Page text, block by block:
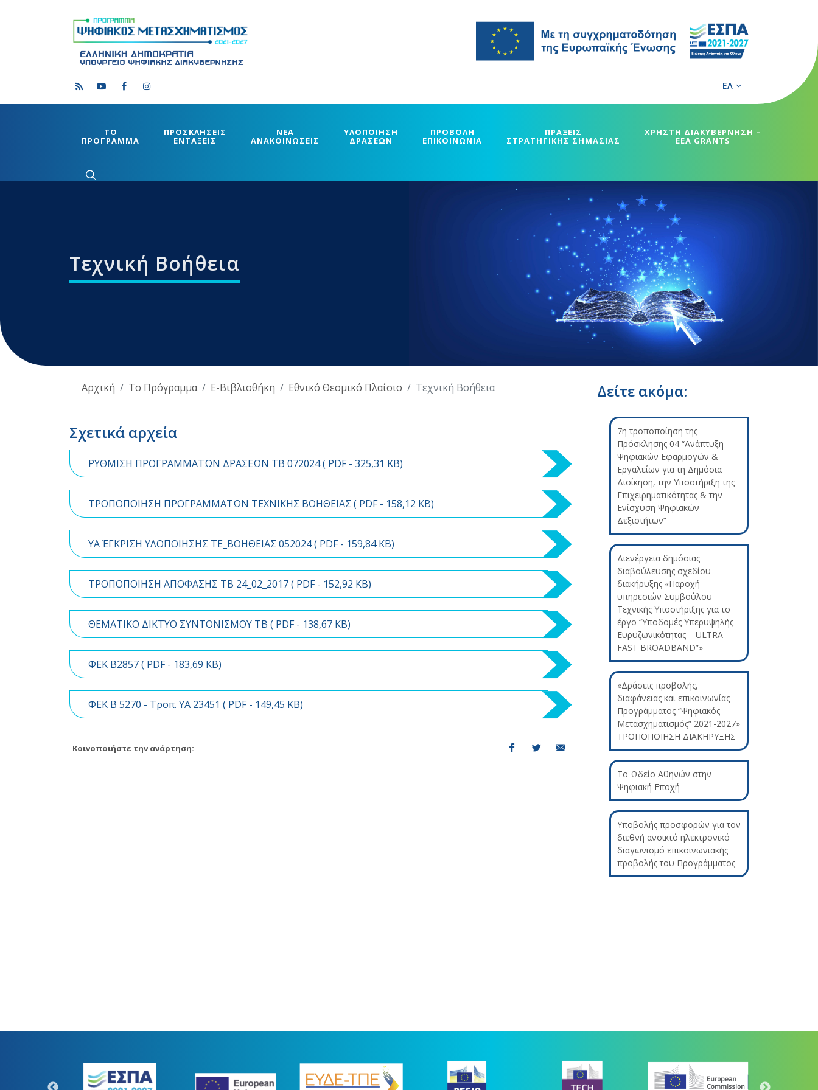
ΕΛ
ΤΟ
ΠΡΟΓΡΑΜΜΑ
ΠΡΟΣΚΛΗΣΕΙΣ
ΕΝΤΑΞΕΙΣ
ΝΕΑ
ΑΝΑΚΟΙΝΩΣΕΙΣ
ΥΛΟΠΟΙΗΣΗ
ΔΡΑΣΕΩΝ
ΠΡΟΒΟΛΗ
ΕΠΙΚΟΙΝΩΝΙΑ
ΠΡΑΞΕΙΣ
ΣΤΡΑΤΗΓΙΚΗΣ ΣΗΜΑΣΙΑΣ
ΧΡΗΣΤΗ ΔΙΑΚΥΒΕΡΝΗΣΗ –
EEA GRANTS
Τεχνική Βοήθεια
Αρχική Το Πρόγραμμα E-Βιβλιοθήκη Εθνικό Θεσμικό Πλαίσιο Τεχνική Βοήθεια
Σχετικά αρχεία
ΡΥΘΜΙΣΗ ΠΡΟΓΡΑΜΜΑΤΩΝ ΔΡΑΣΕΩΝ ΤΒ 072024 ( PDF- 325,31 KB)
ΤΡΟΠΟΠΟΙΗΣΗ ΠΡΟΓΡΑΜΜΑΤΩΝ ΤΕΧΝΙΚΗΣ ΒΟΗΘΕΙΑΣ ( PDF- 158,12 KB)
YA ΈΓΚΡΙΣΗ ΥΛΟΠΟΙΗΣΗΣ ΤΕ_ΒΟΗΘΕΙΑΣ 052024 ( PDF- 159,84 KB)
ΤΡΟΠΟΠΟΙΗΣΗ ΑΠΟΦΑΣΗΣ ΤΒ 24_02_2017 ( PDF- 152,92 KB)
ΘΕΜΑΤΙΚΟ ΔΙΚΤΥΟ ΣΥΝΤΟΝΙΣΜΟΥ ΤΒ ( PDF- 138,67 KB)
ΦΕΚ B2857 ( PDF- 183,69 KB)
ΦΕΚ B 5270 - Τροπ. YA 23451 ( PDF- 149,45 KB)
Κοινοποιήστε την ανάρτηση:
Δείτε ακόμα:
7η τροποποίηση της
Πρόσκλησης 04 “Ανάπτυξη
Ψηφιακών Εφαρμογών &
Εργαλείων για τη Δημόσια
Διοίκηση, την Υποστήριξη της
Επιχειρηματικότητας & την
Ενίσχυση Ψηφιακών
Δεξιοτήτων”
Διενέργεια δημόσιας
διαβούλευσης σχεδίου
διακήρυξης «Παροχή
υπηρεσιών Συμβούλου
Τεχνικής Υποστήριξης για το
έργο “Υποδομές Υπερυψηλής
Ευρυζωνικότητας – ULTRA-
FAST BROADBAND”»
«Δράσεις προβολής,
διαφάνειας και επικοινωνίας
Προγράμματος “Ψηφιακός
Μετασχηματισμός” 2021-2027»
ΤΡΟΠΟΠΟΙΗΣΗ ΔΙΑΚΗΡΥΞΗΣ
Το Ωδείο Αθηνών στην
Ψηφιακή Εποχή
Υποβολής προσφορών για τον
διεθνή ανοικτό ηλεκτρονικό
διαγωνισμό επικοινωνιακής
προβολής του Προγράμματος